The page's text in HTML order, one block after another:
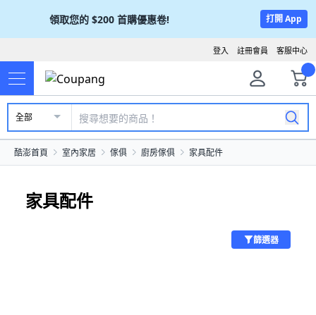
領取您的 $200 首購優惠卷! 打開 App
客服中心
註冊會員
登入
全部
酷澎首頁 室內家居 傢俱 廚房傢俱 家具配件
家具配件
篩選器